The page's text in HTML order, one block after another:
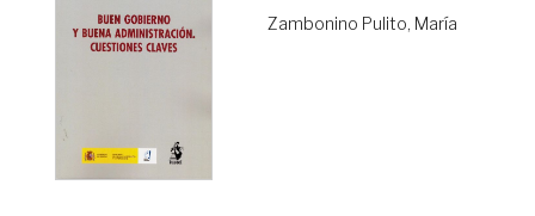
Zambonino Pulito, María